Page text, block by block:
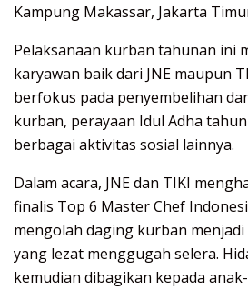
Kampung Makassar, Jakarta
Pelaksanaan kurban tahunan ini
karyawan baik dari JNE maupun
berfokus pada penyembelihan
kurban, perayaan Idul Adha
berbagai aktivitas sosial lainnya.
Dalam acara, JNE dan TIKI
finalis Top 6 Master Chef
mengolah daging kurban
yang lezat menggugah selera.
kemudian dibagikan kepada